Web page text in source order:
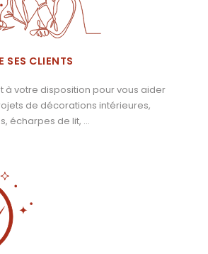
SES CLIENTS
à votre disposition pour vous aider
de décorations intérieures,
écharpes de lit, …